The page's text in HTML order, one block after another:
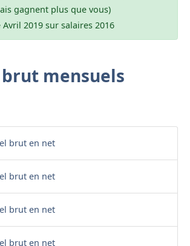
gagnent plus que vous)
2019 sur salaires 2016
mensuels
brut en net
brut en net
brut en net
brut en net